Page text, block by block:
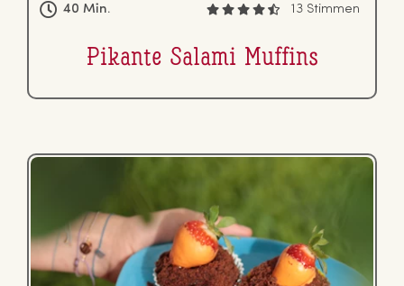
40 Min. 13 Stimmen
Pikante Salami Muffins